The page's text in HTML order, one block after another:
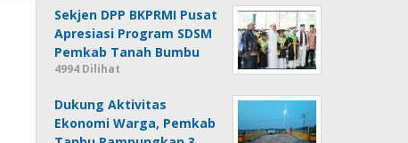
Sekjen DPP BKPRMI Pusat
Apresiasi Program SDSM
Pemkab Tanah Bumbu
4994 Dilihat
Dukung Aktivitas
Ekonomi Warga, Pemkab